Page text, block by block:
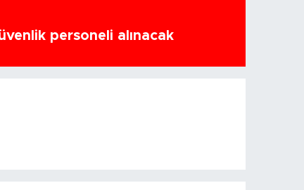
personeli alınacak